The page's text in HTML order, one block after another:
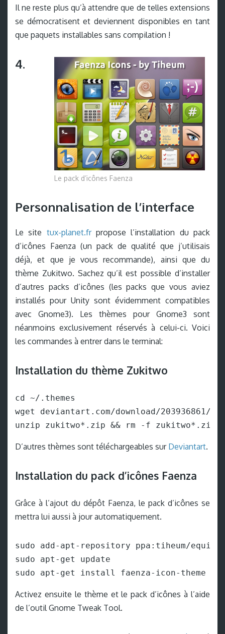
Il ne reste plus qu’à attendre que de telles extensions
se démocratisent et deviennent disponibles en tant
que paquets installables sans compilation !
Le pack d’icônes Faenza
4.
Personnalisation de l’interface
Le site tux-planet.frpropose l’installation du pack
d’icônes Faenza (un pack de qualité que j’utilisais
déjà, et que je vous recommande), ainsi que du
thème Zukitwo. Sachez qu’il est possible d’installer
d’autres packs d’icônes (les packs que vous aviez
installés pour Unity sont évidemment compatibles
avec Gnome3). Les thèmes pour Gnome3 sont
néanmoins exclusivement réservés à celui-ci. Voici
les commandes à entrer dans le terminal:
Installation du thème Zukitwo
cd ~/.themes
wget deviantart.com/download/203936861/
unzip zukitwo*.zip && rm -f zukitwo*.zip
D’autres thèmes sont téléchargeables sur Deviantart.
Installation du pack d’icônes Faenza
Grâce à l’ajout du dépôt Faenza, le pack d’icônes se
mettra lui aussi à jour automatiquement.
sudo add-apt-repository ppa:tiheum/
sudo apt-get update
sudo apt-get install faenza-icon-theme
Activez ensuite le thème et le pack d’icônes à l’aide
de l’outil Gnome Tweak Tool.